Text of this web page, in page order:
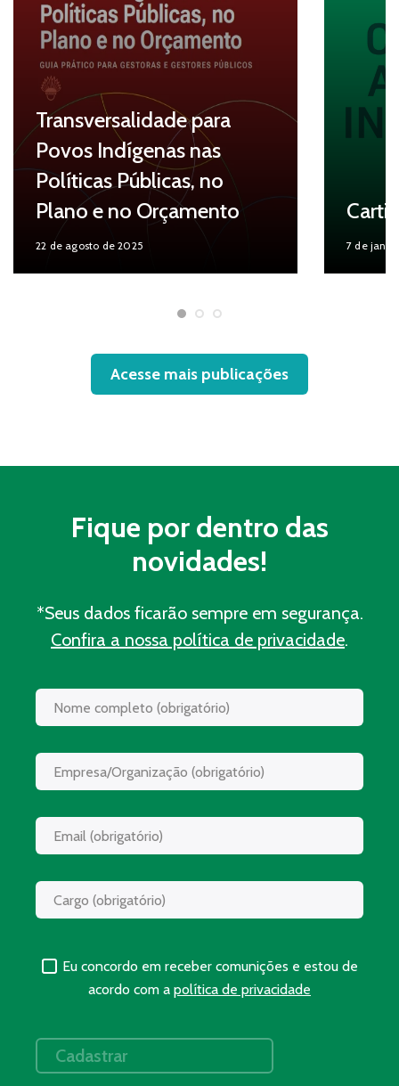
Transversalidade para
Povos Indígenas nas
Políticas Públicas, no
Plano e no Orçamento
22 de agosto de 2025 7 de
Acesse mais publicações
Fique por dentro das
novidades!
*Seus dados ficarão sempre em segurança.
Confira a nossa política de privacidade.
Eu concordo em receber comunições e estou de
acordo com a política de privacidade